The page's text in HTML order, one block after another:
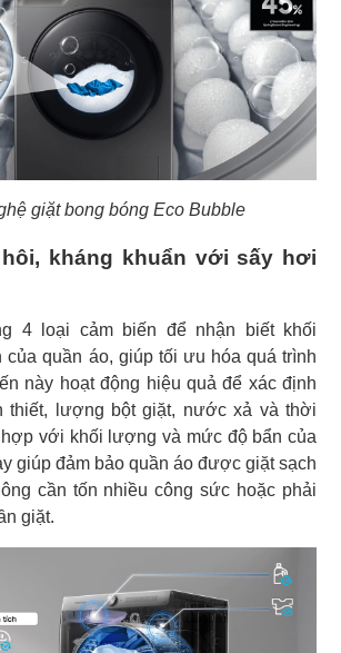
giặt bong bóng Eco Bubble
kháng khuẩn với sấy hơi
4 loại cảm biến để nhận biết khối
của quần áo, giúp tối ưu hóa quá trình
này hoạt động hiệu quả để xác định
thiết, lượng bột giặt, nước xả và thời
với khối lượng và mức độ bẩn của
giúp đảm bảo quần áo được giặt sạch
cần tốn nhiều công sức hoặc phải
giặt.